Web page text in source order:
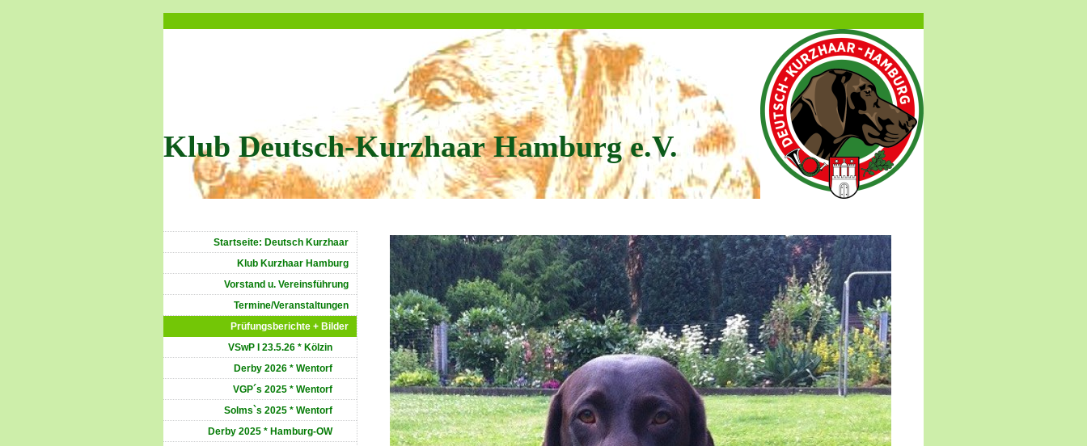
Klub Deutsch-Kurzhaar Hamburg e.V.
Startseite: Deutsch Kurzhaar
Klub Kurzhaar Hamburg
Vorstand u. Vereinsführung
Termine/Veranstaltungen
Prüfungsberichte + Bilder
VSwP I 23.5.26 * Kölzin
Derby 2026 * Wentorf
VGP´s 2025 * Wentorf
Solms`s 2025 * Wentorf
Derby 2025 * Hamburg-OW